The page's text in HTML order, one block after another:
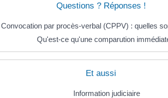
Questions ? Réponses !
Convocation par procès-verbal (CPPV) : quelles
Qu'est-ce qu'une comparution
Et aussi
Information judiciaire